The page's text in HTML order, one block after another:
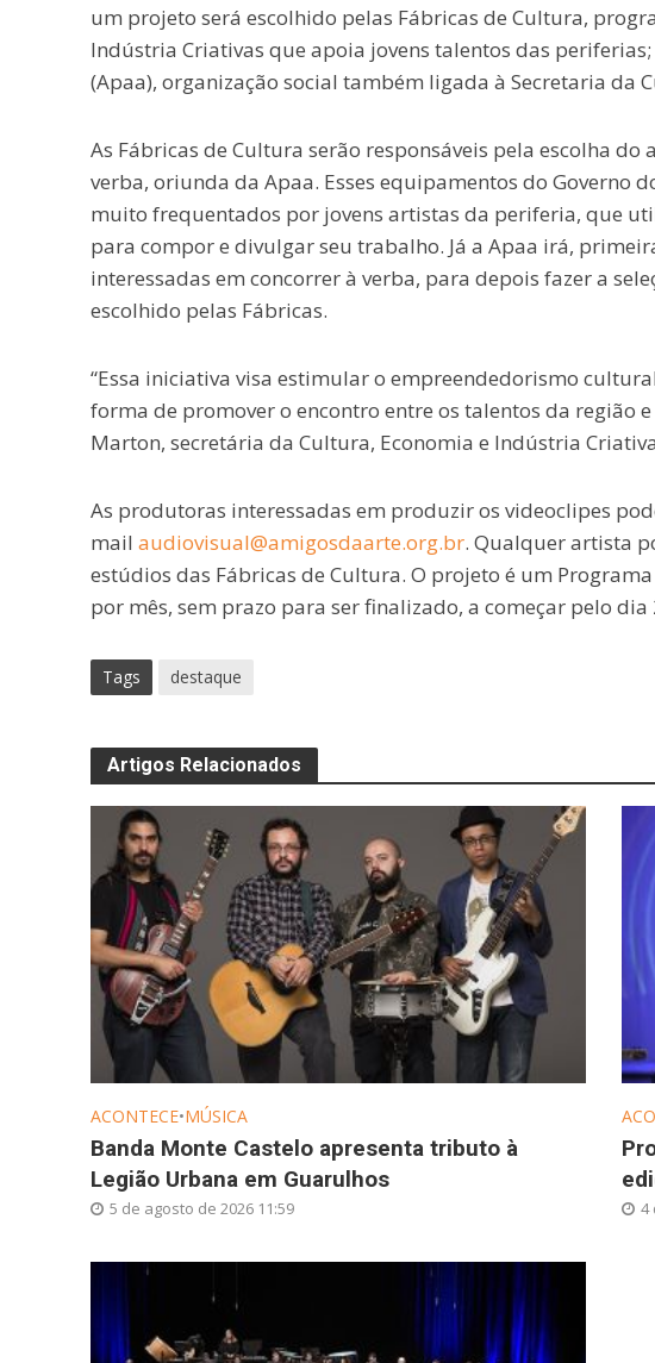
um projeto será escolhido pelas Fábricas de Cultura,
Indústria Criativas que apoia jovens talentos das
(Apaa), organização social também ligada à Secretaria da
As Fábricas de Cultura serão responsáveis pela escolha
verba, oriunda da Apaa. Esses equipamentos do Governo
muito frequentados por jovens artistas da periferia, que
para compor e divulgar seu trabalho. Já a Apaa irá,
interessadas em concorrer à verba, para depois fazer a
escolhido pelas Fábricas.
“Essa iniciativa visa estimular o empreendedorismo
forma de promover o encontro entre os talentos da região
Marton, secretária da Cultura, Economia e Indústria
As produtoras interessadas em produzir os videoclipes
mail audiovisual@amigosdaarte.org.br. Qualquer artista
estúdios das Fábricas de Cultura. O projeto é um
por mês, sem prazo para ser finalizado, a começar pelo dia
Tags destaque
Artigos Relacionados
ACONTECE•MÚSICA
Banda Monte Castelo apresenta tributo à
Legião Urbana em Guarulhos
5 de agosto de 2026 11:59 4